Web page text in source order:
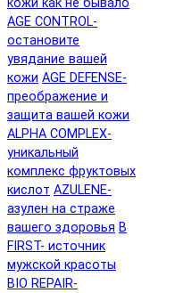
AGE CONTROL-
остановите
увядание вашей
кожи AGE DEFENSE-
преображение и
защита вашей кожи
ALPHA COMPLEX-
уникальный
комплекс фруктовых
кислот AZULENE-
азулен на страже
вашего здоровья B
FIRST- источник
мужской красоты
BIO REPAIR-